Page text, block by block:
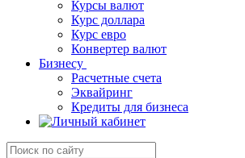
Курсы валют
Курс доллара
Курс евро
Конвертер валют
Бизнесу
Расчетные счета
Эквайринг
Кредиты для бизнеса